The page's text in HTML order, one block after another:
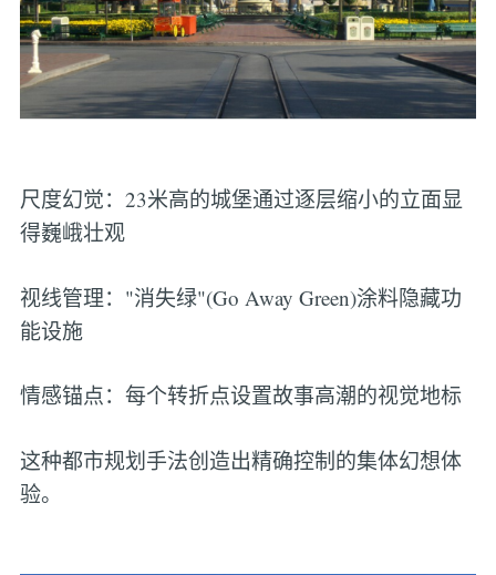
尺度幻觉：23米高的城堡通过逐层缩小的立面显
得巍峨壮观
视线管理："消失绿"(Go Away Green)涂料隐藏功
能设施
情感锚点：每个转折点设置故事高潮的视觉地标
这种都市规划手法创造出精确控制的集体幻想体
验。